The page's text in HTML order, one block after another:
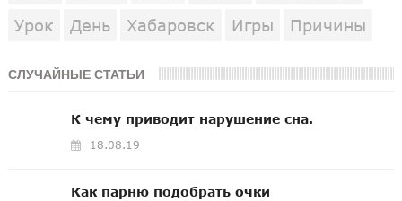
Урок
День Хабаровск Игры Причины
СЛУЧАЙНЫЕ СТАТЬИ
К чему приводит нарушение сна.
18.08.19
Как парню подобрать очки